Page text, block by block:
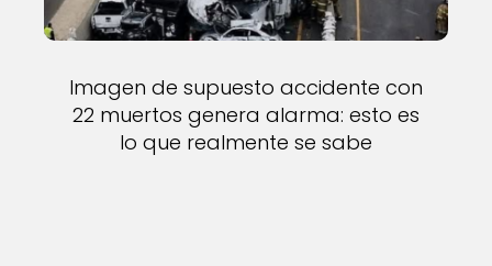
Imagen de supuesto accidente con
22 muertos genera alarma: esto es
lo que realmente se sabe